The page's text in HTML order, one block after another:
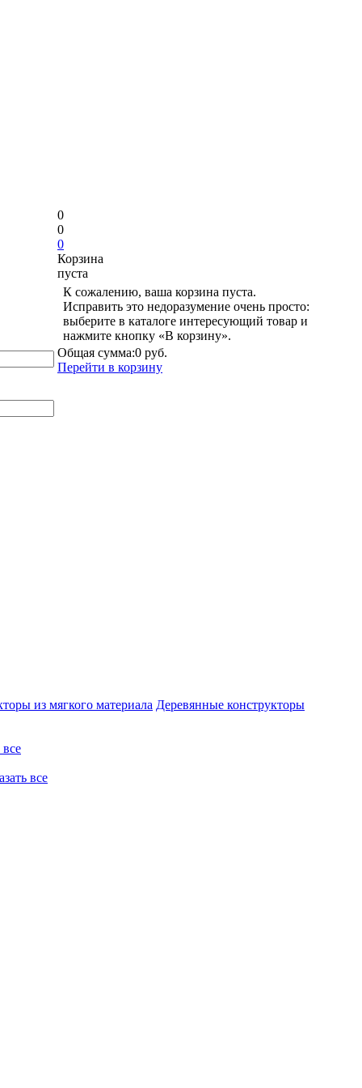
0
0
0
Корзина
пуста
К сожалению, ваша корзина пуста.
Исправить это недоразумение очень просто:
выберите в каталоге интересующий товар и
нажмите кнопку «В корзину».
Общая сумма:0 руб.
Перейти в корзину
из мягкого материала Деревянные конструкторы
все